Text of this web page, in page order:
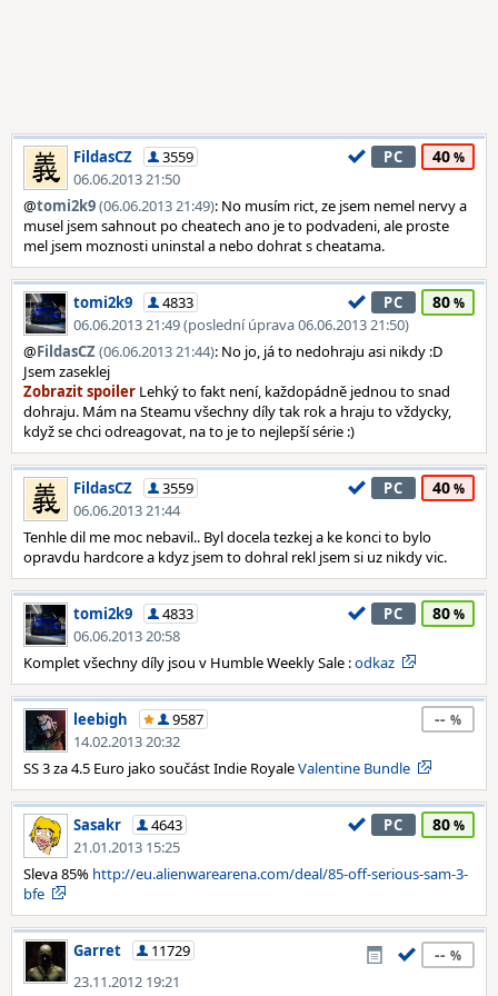
FildasCZ
3559
06.06.2013 21:50
PC 40
@tomi2k9(06.06.2013 21:49): No musím rict, ze jsem nemel nervy a
musel jsem sahnout po cheatech ano je to podvadeni, ale proste
mel jsem moznosti uninstal a nebo dohrat s cheatama.
tomi2k9
4833
06.06.2013 21:49 (poslední úprava 06.06.2013 21:50)
PC 80
@FildasCZ(06.06.2013 21:44): No jo, já to nedohraju asi nikdy :D
Jsem zaseklej
Lehký to fakt není, každopádně jednou to snad
dohraju. Mám na Steamu všechny díly tak rok a hraju to vždycky,
když se chci odreagovat, na to je to nejlepší série :)
FildasCZ
3559
06.06.2013 21:44
PC 40
Tenhle dil me moc nebavil.. Byl docela tezkej a ke konci to bylo
opravdu hardcore a kdyz jsem to dohral rekl jsem si uz nikdy vic.
tomi2k9
4833
06.06.2013 20:58
PC 80
Komplet všechny díly jsou v Humble Weekly Sale :odkaz
leebigh
9587
14.02.2013 20:32
--
SS 3 za 4.5 Euro jako součást Indie RoyaleValentine Bundle
Sasakr
4643
21.01.2013 15:25
PC 80
Sleva 85% http://eu.alienwarearena.com/deal/85-off-serious-sam-3-
bfe
Garret
11729
23.11.2012 19:21
--